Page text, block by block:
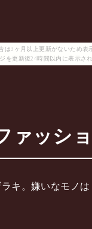
は3ヶ月以上更新がないため表
を更新後24時間以内に表示さ
ァッシ
キ。嫌いなモノ